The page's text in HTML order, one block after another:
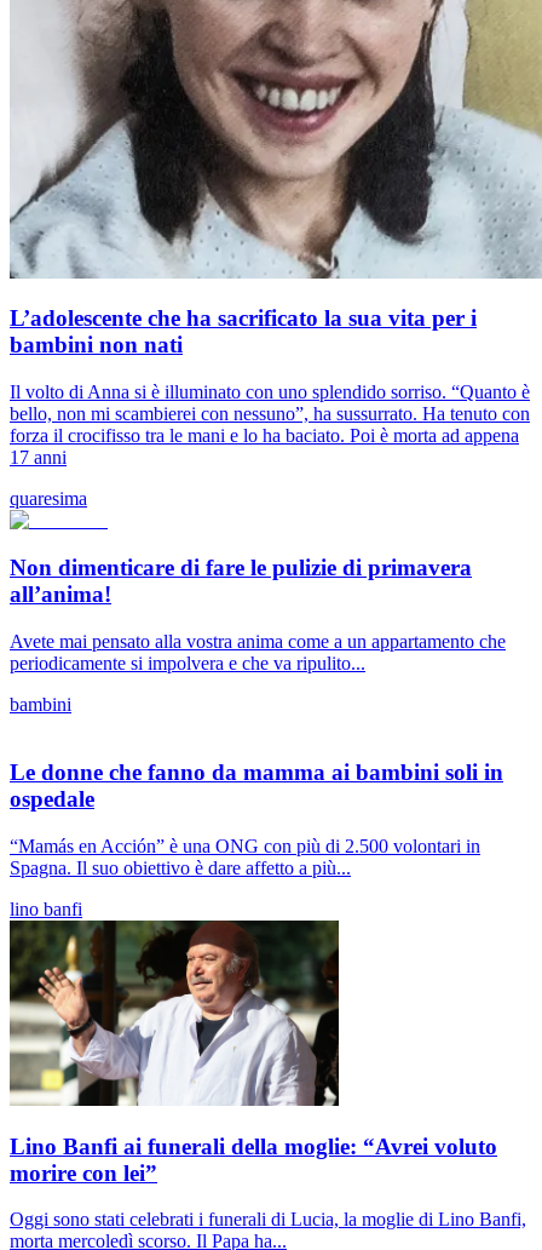
L’adolescente che ha sacrificato la sua vita per i
bambini non nati
Il volto di Anna si è illuminato con uno splendido sorriso. “Quanto è
bello, non mi scambierei con nessuno”, ha sussurrato. Ha tenuto con
forza il crocifisso tra le mani e lo ha baciato. Poi è morta ad appena
17 anni
quaresima
Non dimenticare di fare le pulizie di primavera
all’anima!
Avete mai pensato alla vostra anima come a un appartamento che
periodicamente si impolvera e che va ripulito...
bambini
Le donne che fanno da mamma ai bambini soli in
ospedale
“Mamás en Acción” è una ONG con più di 2.500 volontari in
Spagna. Il suo obiettivo è dare affetto a più...
lino banfi
Lino Banfi ai funerali della moglie: “Avrei voluto
morire con lei”
Oggi sono stati celebrati i funerali di Lucia, la moglie di Lino Banfi,
morta mercoledì scorso. Il Papa ha...